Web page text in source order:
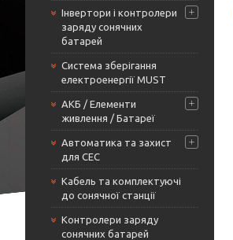
Інвертори і контролери
заряду сонячних
батарей
Система зберігання
електроенергії MUST
АКБ / Елементи
живлення / Батареї
Автоматика та захист
для СЕС
Кабель та комплектуючі
до сонячної станції
Контролери заряду
сонячних батарей